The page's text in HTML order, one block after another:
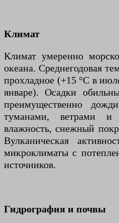
Климат
Климат умеренно
океана. Среднегодовая
прохладное (+15 °C в
январе). Осадки
преимущественно
туманами, ветрами и
влажность, снежный
Вулканическая
микроклиматы с
источников.
Гидрография и почвы